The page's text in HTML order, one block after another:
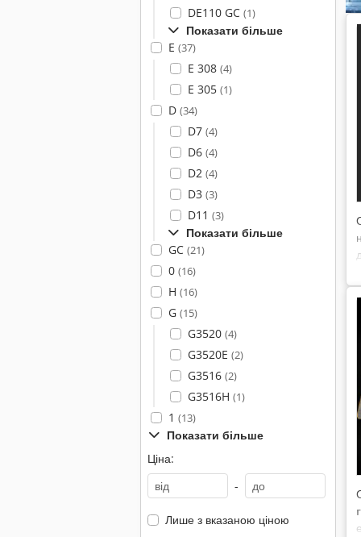
DE110 GC (1)
Показати більше
E (37)
E 308 (4)
E 305 (1)
D (34)
D7 (4)
D6 (4)
D2 (4)
D3 (3)
D11 (3)
Показати більше
GC (21)
0 (16)
H (16)
G (15)
G3520 (4)
G3520E (2)
G3516 (2)
G3516H (1)
1 (13)
Показати більше
Ціна:
-
Лише з вказаною ціною